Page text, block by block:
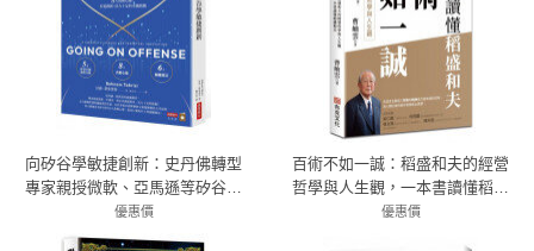
向矽谷學敏捷創新：史丹佛轉型
專家親授微軟、亞馬遜等矽谷巨
頭8大致勝心態，打造創新、活力
十足的卓越組織
優惠價
7折 315元
百術不如一誠：稻盛和夫的經營
哲學與人生觀，一本書讀懂稻盛
和夫
優惠價